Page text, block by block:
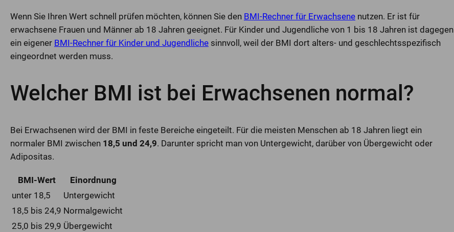
Wenn Sie Ihren Wert schnell prüfen möchten, können Sie den BMI-Rechner für Erwachsene nutzen. Er ist für
erwachsene Frauen und Männer ab 18 Jahren geeignet. Für Kinder und Jugendliche von 1 bis 18 Jahren ist dagegen
ein eigener BMI-Rechner für Kinder und Jugendliche sinnvoll, weil der BMI dort alters- und geschlechtsspezifisch
eingeordnet werden muss.
Welcher BMI ist bei Erwachsenen normal?
Bei Erwachsenen wird der BMI in feste Bereiche eingeteilt. Für die meisten Menschen ab 18 Jahren liegt ein
normaler BMI zwischen 18,5 und 24,9. Darunter spricht man von Untergewicht, darüber von Übergewicht oder
Adipositas.
BMI-Wert
Einordnung
unter 18,5
Untergewicht
18,5 bis 24,9 Normalgewicht
25,0 bis 29,9 Übergewicht